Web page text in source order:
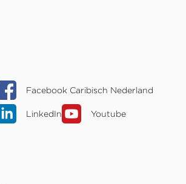
Facebook Caribisch Nederland
LinkedIn Youtube